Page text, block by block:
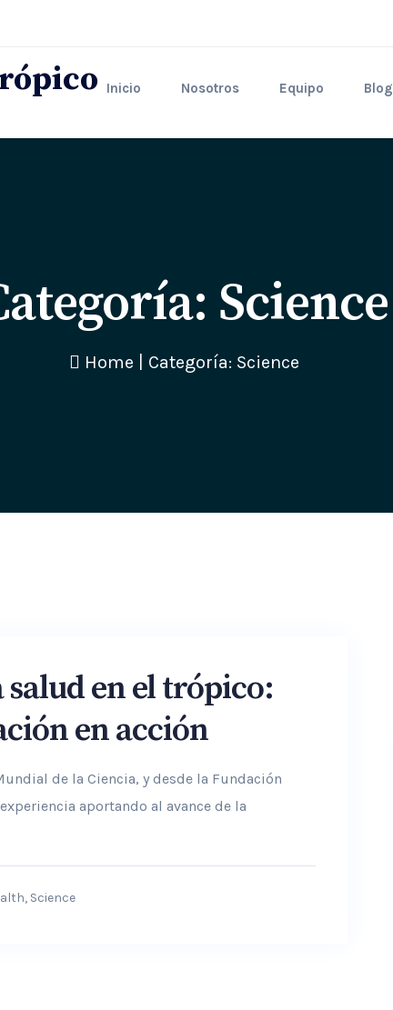
Inicio Nosotros Equipo Blog
Science
Home Categoría: Science
salud en el trópico:
en acción
de la Ciencia, y desde la Fundación
aportando al avance de la
, Science